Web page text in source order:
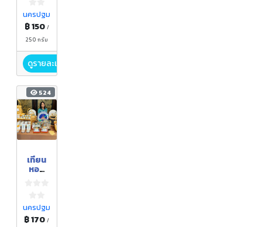
นครปฐม
฿ 150 /
250 กรัม
ดูรายละเอียด
524
เทียน
หอม
นครปฐม
฿ 170/